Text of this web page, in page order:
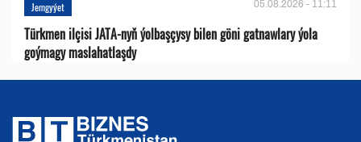
Jemgyýet 05.08.2026 - 11:11
Türkmen ilçisi JATA-nyň ýolbaşçysy bilen göni gatnawlary ýola
goýmagy maslahatlaşdy